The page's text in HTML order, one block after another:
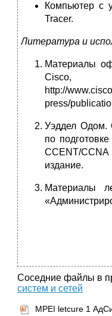
Компьютер с
Tracer.
Литература и
Материалы
Cisco,
http://
press/
Уэддел Одом.
по
CCENT/
издание.
Материалы
Соседние файлы в
систем и сетей
MPEI letcure 1